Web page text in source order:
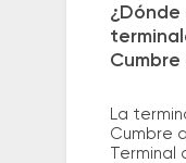
¿Dónde
Cumbre
La
Cumbre